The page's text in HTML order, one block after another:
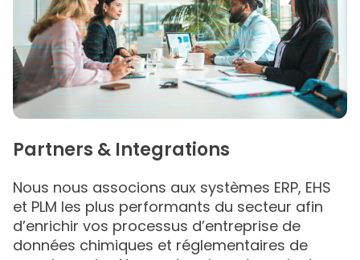
Partners & Integrations
Nous nous associons aux systèmes ERP, EHS
et PLM les plus performants du secteur afin
d’enrichir vos processus d’entreprise de
données chimiques et réglementaires de